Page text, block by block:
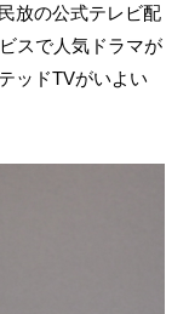
放の公式テレビ配
スで人気ドラマが
ッドTVがいよい